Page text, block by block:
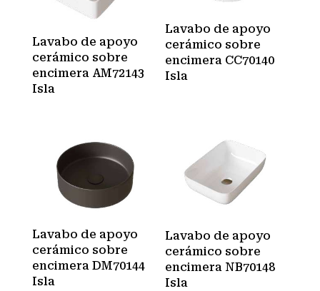
Lavabo de apoyo
cerámico sobre
encimera AM72143
Isla
Lavabo de apoyo
cerámico sobre
encimera CC70140
Isla
Lavabo de apoyo
cerámico sobre
encimera DM70144
Isla
Lavabo de apoyo
cerámico sobre
encimera NB70148
Isla